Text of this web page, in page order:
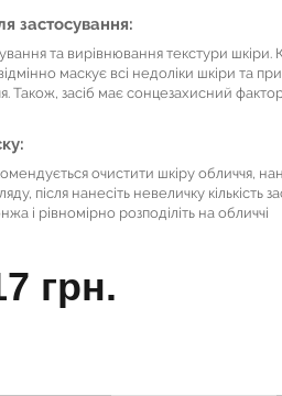
застосування:
та вирівнювання текстури
маскує всі недоліки шкіри та
Також, засіб має сонцезахисний
очистити шкіру обличчя,
після нанесіть невеличку кількість
і рівномірно розподіліть на обличчі
грн.